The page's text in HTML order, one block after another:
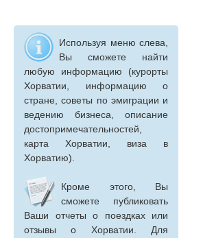
Используя меню слева,
Вы сможете найти
любую информацию (курорты
Хорватии, информацию о
стране, советы по эмиграции и
ведению бизнеса, описание
достопримечательностей,
карта Хорватии, виза в
Хорватию).
Кроме этого, Вы
сможете публиковать
Ваши отчеты о поездках или
отзывы о Хорватии. Для